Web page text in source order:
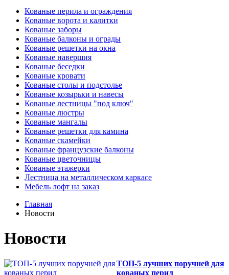
Кованые перила и ограждения
Кованые ворота и калитки
Кованые заборы
Кованые балконы и ограды
Кованые решетки на окна
Кованые навершия
Кованые беседки
Кованые кровати
Кованые столы и подстолье
Кованые козырьки и навесы
Кованые лестницы "под ключ"
Кованые люстры
Кованые мангалы
Кованые решетки для камина
Кованые скамейки
Кованые французские балконы
Кованые цветочницы
Кованые этажерки
Лестница на металлическом каркасе
Мебель лофт на заказ
Главная
Новости
Новости
ТОП-5 лучших поручней для
кованых перил